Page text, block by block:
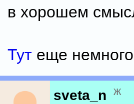
в хорошем
Тут еще
sveta_n ж